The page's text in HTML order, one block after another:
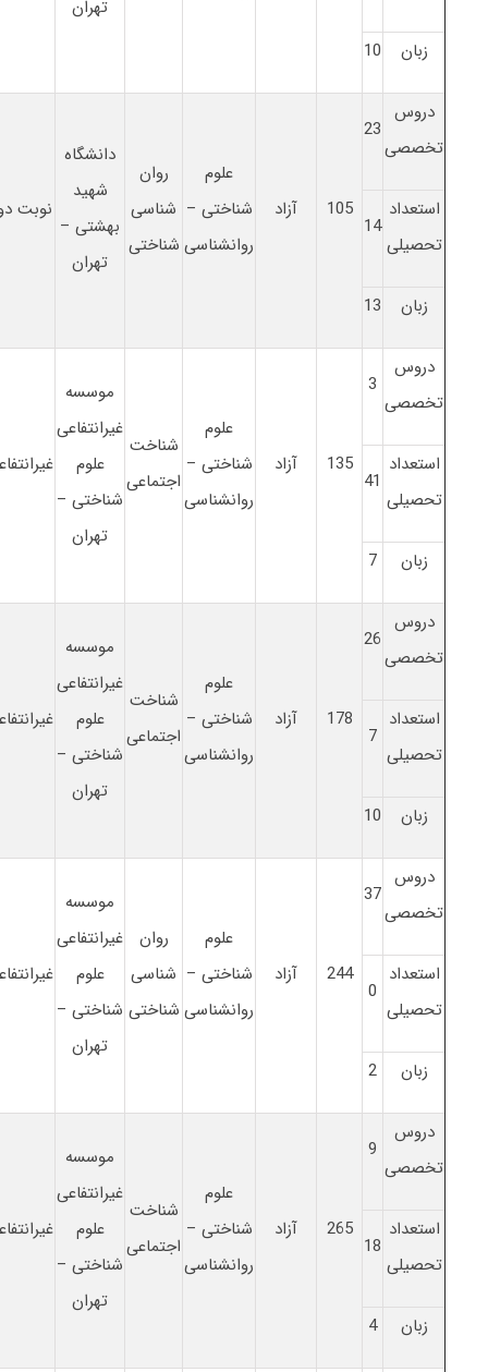
تهران
زبان 10
دروس
تخصصی
23
105 آزاد
علوم
شناختی –
روانشناسی
روان
شناسی
شناختی
دانشگاه
شهید
بهشتی –
تهران
نوبت
استعداد
تحصیلی
14
زبان 13
دروس
تخصصی
3
135 آزاد
علوم
شناختی –
روانشناسی
شناخت
اجتماعی
موسسه
غیرانتفاعی
علوم
شناختی –
تهران
استعداد
تحصیلی
41
زبان 7
دروس
تخصصی
26
178 آزاد
علوم
شناختی –
روانشناسی
شناخت
اجتماعی
موسسه
غیرانتفاعی
علوم
شناختی –
تهران
استعداد
تحصیلی
7
زبان 10
دروس
تخصصی
37
244 آزاد
علوم
شناختی –
روانشناسی
روان
شناسی
شناختی
موسسه
غیرانتفاعی
علوم
شناختی –
تهران
استعداد
تحصیلی
0
زبان 2
دروس
تخصصی
9
265 آزاد
علوم
شناختی –
روانشناسی
شناخت
اجتماعی
موسسه
غیرانتفاعی
علوم
شناختی –
تهران
استعداد
تحصیلی
18
زبان 4